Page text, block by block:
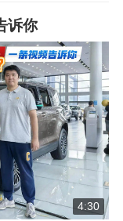
，云度π1的综
的综合得分为4.
诉你
4:30